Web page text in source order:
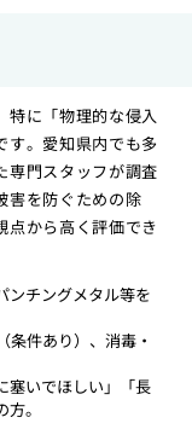
特に「物理的な侵入
す。愛知県内でも多
専門スタッフが調査
害を防ぐための除
点から高く評価でき
ンチングメタル等を
条件あり）、消毒・
塞いでほしい」「長
。